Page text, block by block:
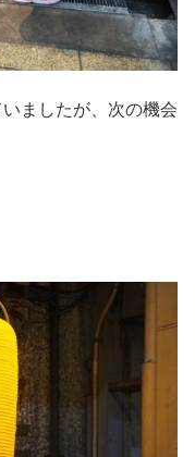
ましたが、次の機会